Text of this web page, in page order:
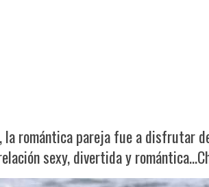
la romántica pareja fue a disfrutar
sexy, divertida y